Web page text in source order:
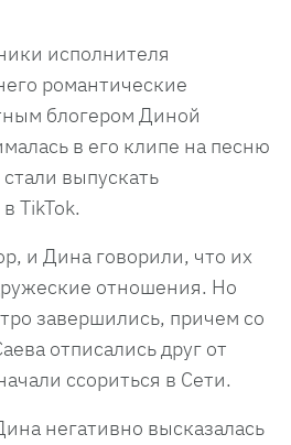
исполнителя
романтические
блогером Диной
в его клипе на песню
выпускать
TikTok.
и Дина говорили, что их
отношения. Но
завершились, причем со
отписались друг от
ссориться в Сети.
негативно высказалась